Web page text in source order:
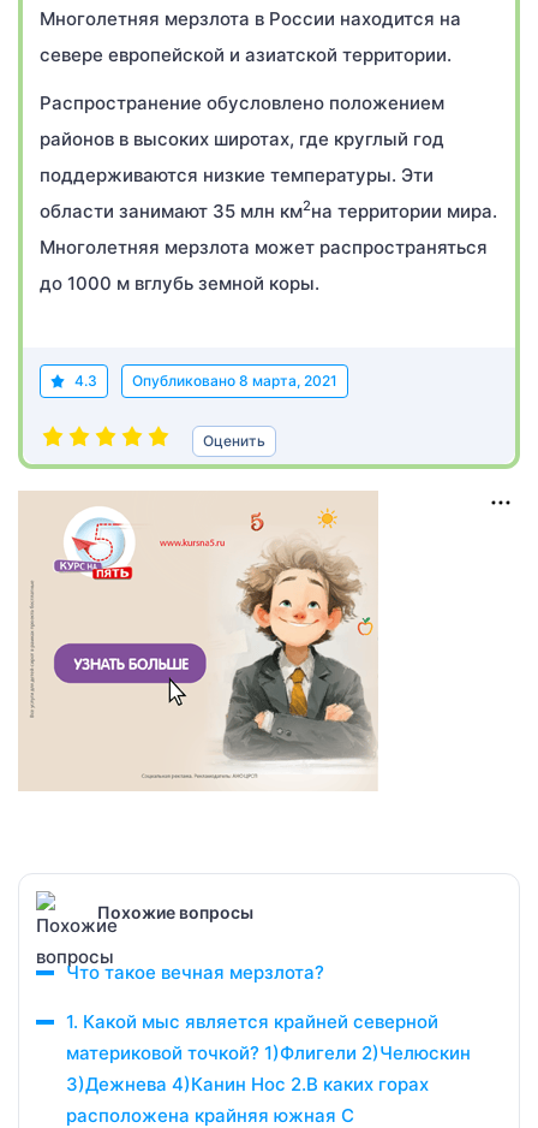
Многолетняя мерзлота в России находится на
севере европейской и азиатской территории.
Распространение обусловлено положением
районов в высоких широтах, где круглый год
поддерживаются низкие температуры. Эти
области занимают 35 млн км2на территории мира.
Многолетняя мерзлота может распространяться
до 1000 м вглубь земной коры.
4.3 Опубликовано 8 марта, 2021
Оценить
Похожие вопросы
Что такое вечная мерзлота?
1. Какой мыс является крайней северной
материковой точкой? 1)Флигели 2)Челюскин
3)Дежнева 4)Канин Нос 2.В каких горах
расположена крайняя южная С